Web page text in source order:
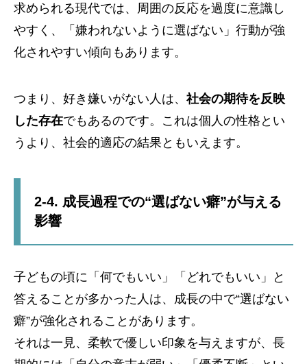
求められる現代では、周囲の反応を過度に意識し
やすく、「嫌われないように選ばない」行動が強
化されやすい傾向もあります。
つまり、好き嫌いがない人は、 社会の期待を反映
した存在でもあるのです。これは個人の性格とい
うより、社会的適応の結果ともいえます。
2-4. 成長過程での“選ばない癖”が与える
影響
子どもの頃に「何でもいい」「どれでもいい」と
答えることが多かった人は、成長の中で“選ばない
癖”が強化されることがあります。
それは一見、柔軟で優しい印象を与えますが、長